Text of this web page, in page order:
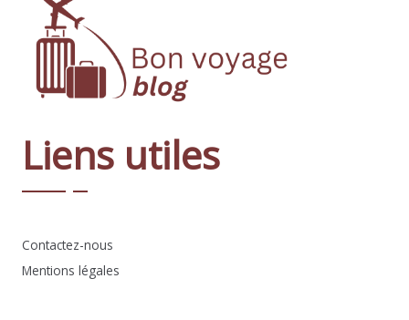
Liens utiles
Contactez-nous
Mentions légales